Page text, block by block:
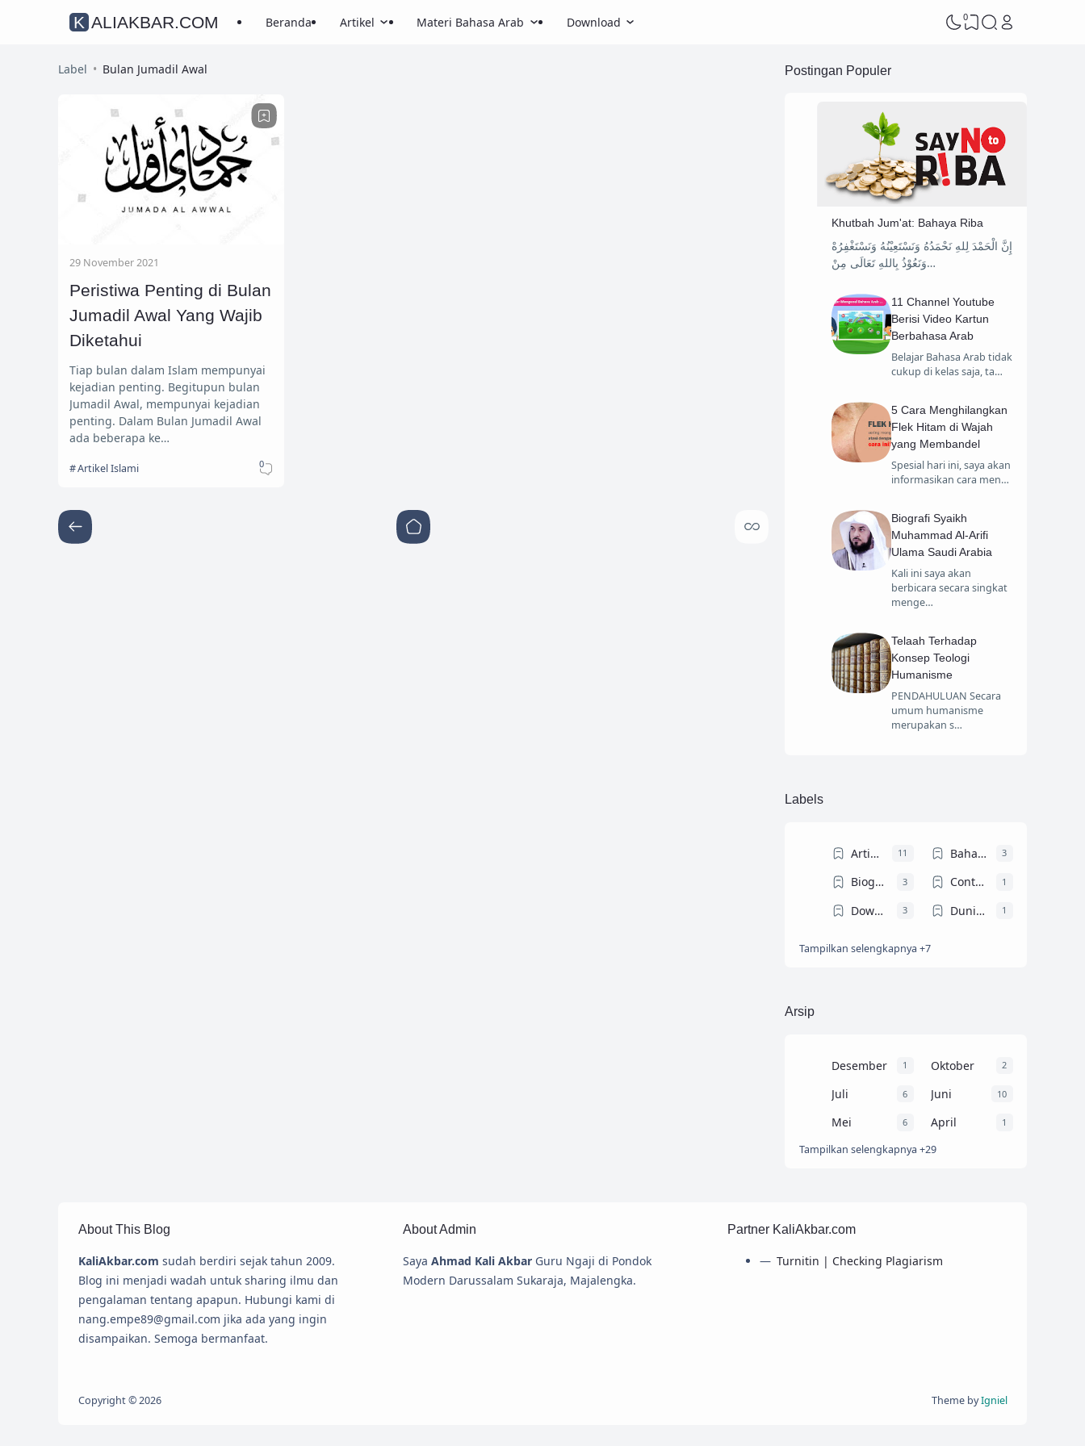
KALIAKBAR.COM Beranda Artikel Materi Bahasa Arab Download 0
Label Bulan Jumadil Awal
29 November 2021
Peristiwa Penting di Bulan
Jumadil Awal Yang Wajib
Diketahui
Tiap bulan dalam Islam mempunyai
kejadian penting. Begitupun bulan
Jumadil Awal, mempunyai kejadian
penting. Dalam Bulan Jumadil Awal
ada beberapa ke…
Artikel Islami 0
Postingan Populer
Khutbah Jum'at: Bahaya Riba
إِنَّ الْحَمْدَ لِلهِ نَحْمَدُهُ وَنَسْتَعِيْنُهُ وَنَسْتَغْفِرُهْ
وَنَعُوْذُ بِاللهِ تَعَالَى مِنْ…
11 Channel Youtube
Berisi Video Kartun
Berbahasa Arab
Belajar Bahasa Arab tidak
cukup di kelas saja, ta…
5 Cara Menghilangkan
Flek Hitam di Wajah
yang Membandel
Spesial hari ini, saya akan
informasikan cara men…
Biografi Syaikh
Muhammad Al-Arifi
Ulama Saudi Arabia
Kali ini saya akan
berbicara secara singkat
menge…
Telaah Terhadap
Konsep Teologi
Humanisme
PENDAHULUAN Secara
umum humanisme
merupakan s…
Labels
Artikel Ilmiah 11 Bahasa Arab 3
Biografi Tokoh 3 Contoh Teks MC 1
Download Ebook 3 Dunia Dosen 1
Dunia Mahasiswa 4
Tampilkan selengkapnya +7
Arsip
Desember 1 Oktober 2
Juli 6 Juni 10
Mei 6 April 1
Tampilkan selengkapnya +29
About This Blog
KaliAkbar.com sudah berdiri sejak tahun 2009.
Blog ini menjadi wadah untuk sharing ilmu dan
pengalaman tentang apapun. Hubungi kami di
nang.empe89@gmail.com jika ada yang ingin
disampaikan. Semoga bermanfaat.
About Admin
Saya Ahmad Kali AkbarGuru Ngaji di Pondok
Modern Darussalam Sukaraja, Majalengka.
Partner KaliAkbar.com
Turnitin | Checking Plagiarism
Copyright ©2026 Theme byIgniel